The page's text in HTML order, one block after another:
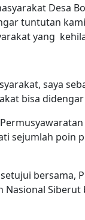
Desa
tuntutan
yang
saya
bisa
sejumlah poin
bersama,
Nasional